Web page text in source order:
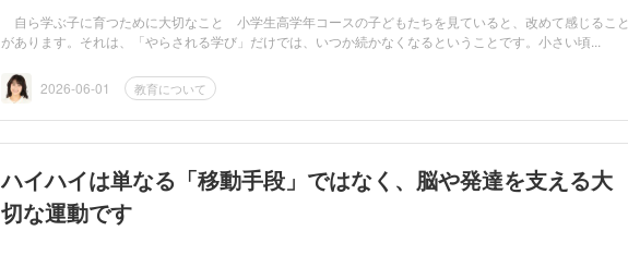
自ら学ぶ子に育つために大切なこと 小学生高学年コースの子どもたちを見ていると、改めて感じること
があります。それは、「やらされる学び」だけでは、いつか続かなくなるということです。小さい頃...
2026-06-01 教育について
ハイハイは単なる「移動手段」ではなく、脳や発達を支える大
切な運動です